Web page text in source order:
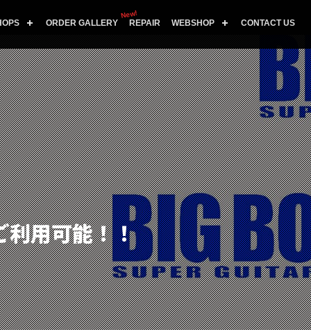
ORDER GALLERY REPAIR
New!
WEBSHOP CONTACT US
用可能！！